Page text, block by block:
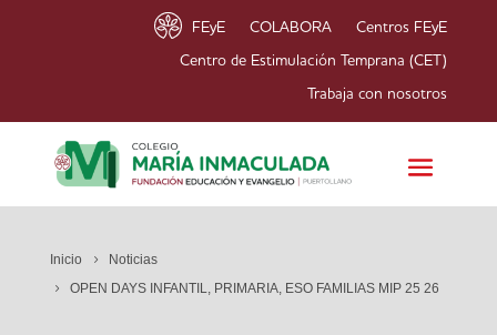
FEyE COLABORA Centros FEyE
Centro de Estimulación Temprana (CET)
Trabaja con nosotros
Inicio
Noticias
OPEN DAYS INFANTIL, PRIMARIA, ESO FAMILIAS MIP 25 26